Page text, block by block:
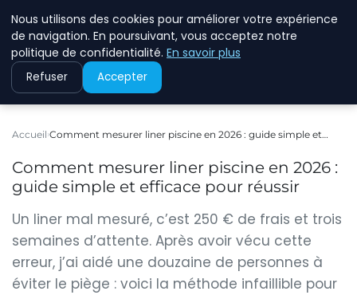
ASVOLETCOTENTIN
Accueil Comment mesurer liner piscine en 2026 : guide simple et…
Comment mesurer liner piscine en 2026 :
guide simple et efficace pour réussir
Un liner mal mesuré, c’est 250 € de frais et trois
semaines d’attente. Après avoir vécu cette
erreur, j’ai aidé une douzaine de personnes à
éviter le piège : voici la méthode infaillible pour
Nous utilisons des cookies pour améliorer votre expérience
de navigation. En poursuivant, vous acceptez notre
politique de confidentialité. En savoir plus
Refuser Accepter